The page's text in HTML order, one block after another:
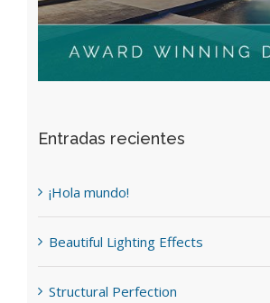
Entradas recientes
¡Hola mundo!
Beautiful Lighting Effects
Structural Perfection